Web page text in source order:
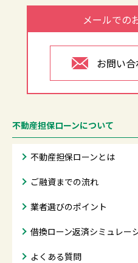
メールでの
お問い
不動産担保ローンについて
不動産担保ローンとは
ご融資までの流れ
業者選びのポイント
借換ローン返済シミュレー
よくある質問